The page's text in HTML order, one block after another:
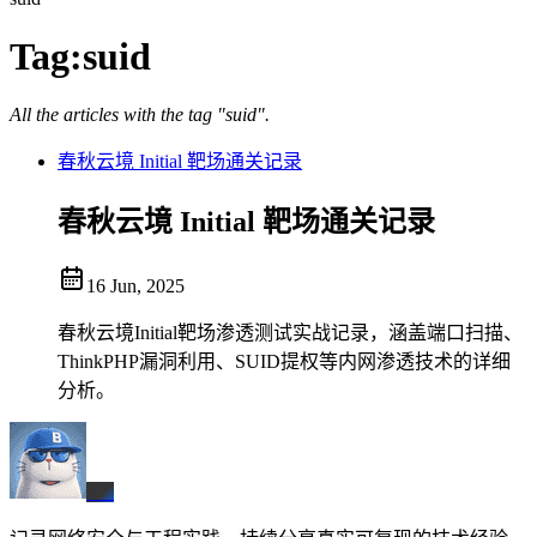
Tag:suid
All the articles with the tag "suid".
春秋云境 Initial 靶场通关记录
春秋云境 Initial 靶场通关记录
16 Jun, 2025
春秋云境Initial靶场渗透测试实战记录，涵盖端口扫描、
ThinkPHP漏洞利用、SUID提权等内网渗透技术的详细
分析。
BX